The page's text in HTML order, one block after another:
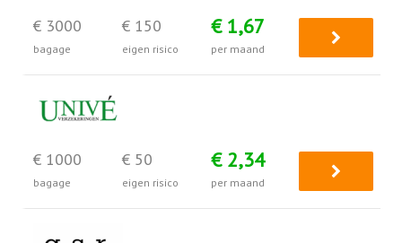
€ 3000
bagage
€ 150
eigen risico
€ 1,67
per maand
€ 1000
bagage
€ 50
eigen risico
€ 2,34
per maand